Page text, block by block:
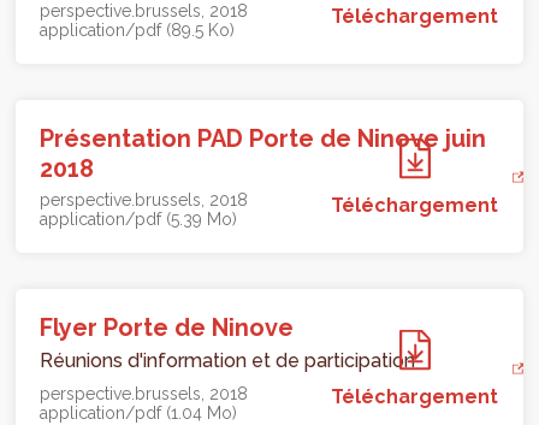
perspective.brussels 2018
application/pdf (89.5 Ko)
Téléchargement
Présentation PAD Porte de Ninove juin
2018
perspective.brussels 2018
application/pdf (5.39 Mo)
Téléchargement
Flyer Porte de Ninove
Réunions d'information et de participation
perspective.brussels 2018
application/pdf (1.04 Mo)
Téléchargement